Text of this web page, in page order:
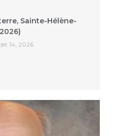
Sainte-Hélène-
14, 2026